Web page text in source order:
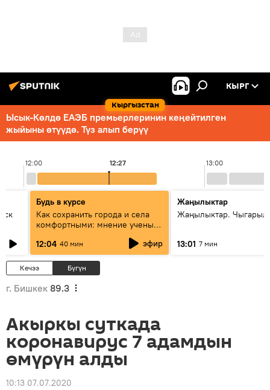
Кыргызстан
КЫРГ
Ысык-Көлдө ЕАЭБ премьерлеринин кеңейтилген
жыйыны өтүүдө. Түз алып берүү
12:00 13:00
12:27
Будь в курсе
Как сохранить города и села
комфортными: мнение ученых
12:04 40 мин эфир
Жаңылыктар
Жаңылыктар.
13:01 7 мин
Кечээ Бүгүн
г. Бишкек 89.3
Акыркы суткада
коронавирус 7 адамдын
өмүрүн алды
10:13 07.07.2020